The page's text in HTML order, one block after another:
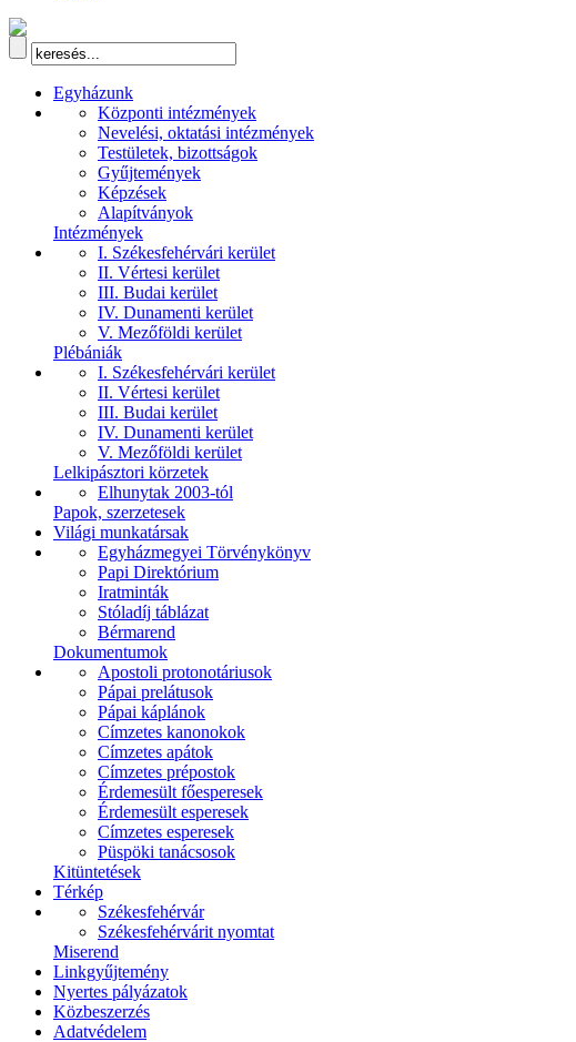
Egyházunk
Központi intézmények
Nevelési, oktatási intézmények
Testületek, bizottságok
Gyűjtemények
Képzések
Alapítványok
Intézmények
I. Székesfehérvári kerület
II. Vértesi kerület
III. Budai kerület
IV. Dunamenti kerület
V. Mezőföldi kerület
Plébániák
I. Székesfehérvári kerület
II. Vértesi kerület
III. Budai kerület
IV. Dunamenti kerület
V. Mezőföldi kerület
Lelkipásztori körzetek
Elhunytak 2003-tól
Papok, szerzetesek
Világi munkatársak
Egyházmegyei Törvénykönyv
Papi Direktórium
Iratminták
Stóladíj táblázat
Bérmarend
Dokumentumok
Apostoli protonotáriusok
Pápai prelátusok
Pápai káplánok
Címzetes kanonokok
Címzetes apátok
Címzetes prépostok
Érdemesült főesperesek
Érdemesült esperesek
Címzetes esperesek
Püspöki tanácsosok
Kitüntetések
Térkép
Székesfehérvár
Székesfehérvárit nyomtat
Miserend
Linkgyűjtemény
Nyertes pályázatok
Közbeszerzés
Adatvédelem